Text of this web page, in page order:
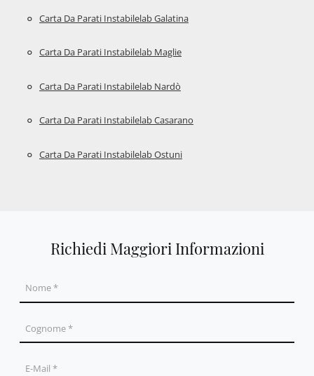
Carta Da Parati Instabilelab Galatina
Carta Da Parati Instabilelab Maglie
Carta Da Parati Instabilelab Nardò
Carta Da Parati Instabilelab Casarano
Carta Da Parati Instabilelab Ostuni
Richiedi Maggiori Informazioni